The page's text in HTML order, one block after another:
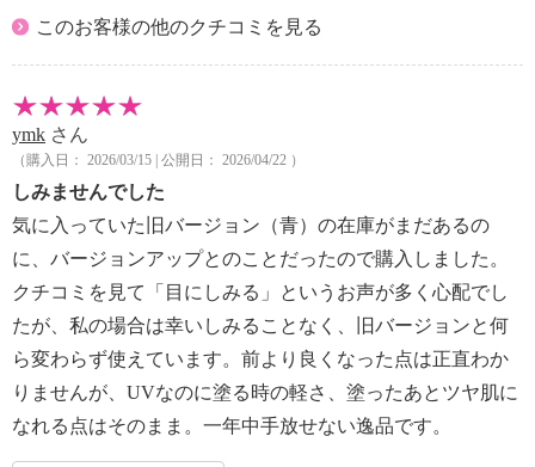
このお客様の他のクチコミを見る
ymk さん
（購入日： 2026/03/15 | 公開日： 2026/04/22 ）
しみませんでした
気に入っていた旧バージョン（青）の在庫がまだあるの
に、バージョンアップとのことだったので購入しました。
クチコミを見て「目にしみる」というお声が多く心配でし
たが、私の場合は幸いしみることなく、旧バージョンと何
ら変わらず使えています。前より良くなった点は正直わか
りませんが、UVなのに塗る時の軽さ、塗ったあとツヤ肌に
なれる点はそのまま。一年中手放せない逸品です。